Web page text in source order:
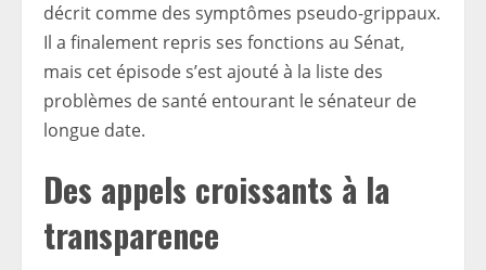
décrit comme des symptômes pseudo-grippaux.
Il a finalement repris ses fonctions au Sénat,
mais cet épisode s’est ajouté à la liste des
problèmes de santé entourant le sénateur de
longue date.
Des appels croissants à la
transparence